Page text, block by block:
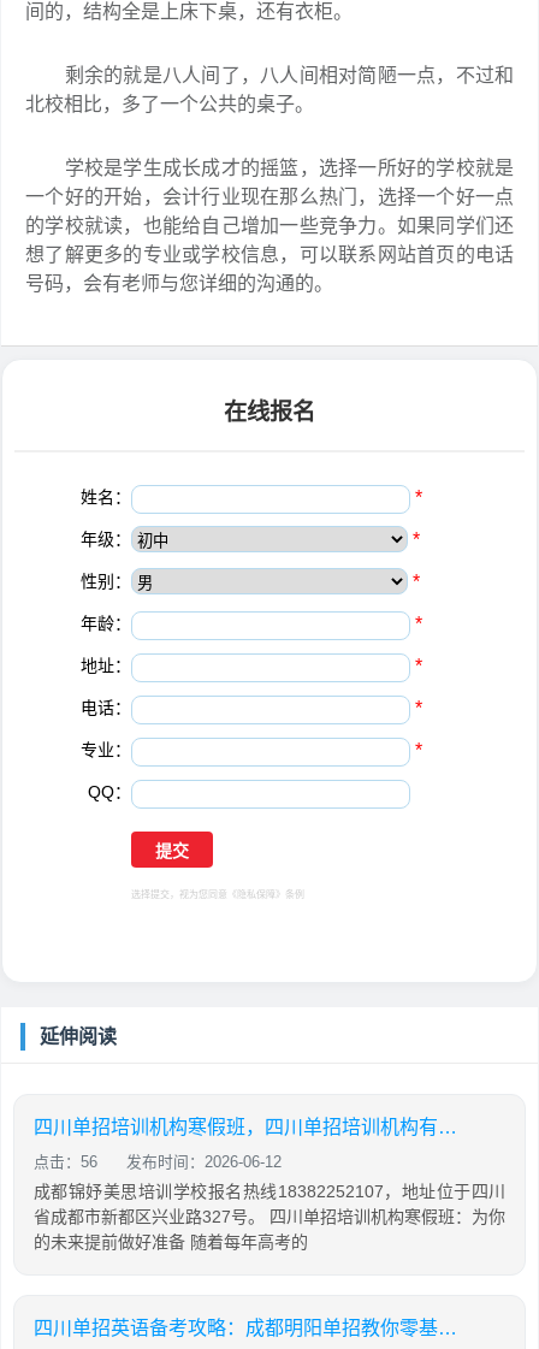
间的，结构全是上床下桌，还有衣柜。
剩余的就是八人间了，八人间相对简陋一点，不过和
北校相比，多了一个公共的桌子。
学校是学生成长成才的摇篮，选择一所好的学校就是
一个好的开始，会计行业现在那么热门，选择一个好一点
的学校就读，也能给自己增加一些竞争力。如果同学们还
想了解更多的专业或学校信息，可以联系网站首页的电话
号码，会有老师与您详细的沟通的。
在线报名
姓名： *
年级： *
性别： *
年龄： *
地址： *
电话： *
专业： *
QQ：
选择提交，视为您同意 《隐私保障》 条例
延伸阅读
四川单招培训机构寒假班，四川单招培训机构有哪些
点击：56 发布时间：2026-06-12
成都锦妤美思培训学校报名热线18382252107，地址位于四川
省成都市新都区兴业路327号。 四川单招培训机构寒假班：为你
的未来提前做好准备 随着每年高考的
四川单招英语备考攻略：成都明阳单招教你零基础也能有效提分